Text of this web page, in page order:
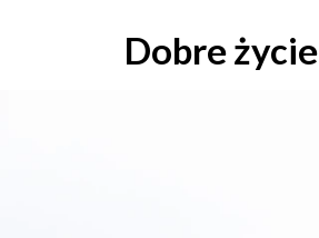
Dobre życie